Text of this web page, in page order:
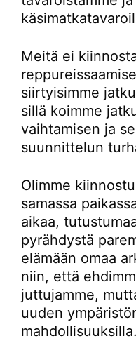
Meitä ei
siirtyisimme
sillä koimme
vaihtamisen ja
suunnittelun
Olimme
samassa
aikaa,
pyrähdystä
elämään omaa
niin, että
juttujamme,
uuden
mahdollisuuksilla.